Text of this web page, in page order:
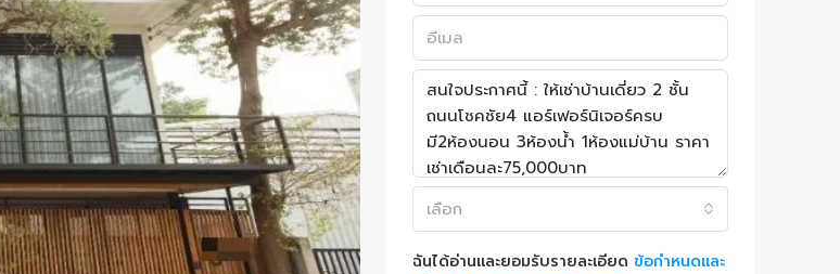
เลือก
ฉันได้อ่านและยอมรับรายละเอียด ข้อกำหนดและ